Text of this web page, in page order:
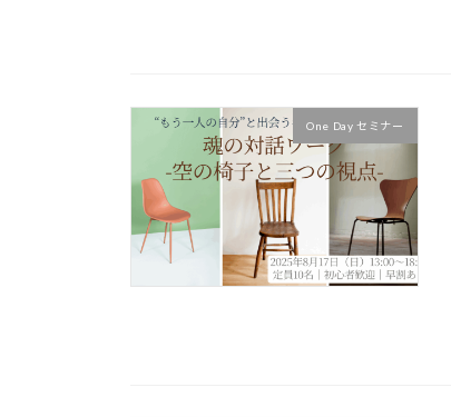
One Day セミナー